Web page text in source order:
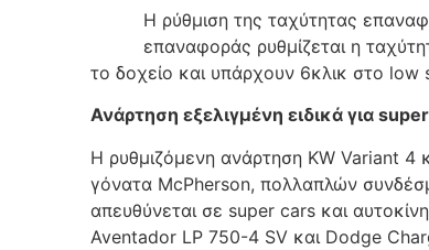
Η ρύθμιση της ταχύτητας
επαναφοράς ρυθμίζεται η
το δοχείο και υπάρχουν 6κλικ στο low
Ανάρτηση εξελιγμένη ειδικά για
Η ρυθμιζόμενη ανάρτηση KW Variant 4
γόνατα McPherson, πολλαπλών
απευθύνεται σε super cars και
Aventador LP 750-4 SV και Dodge